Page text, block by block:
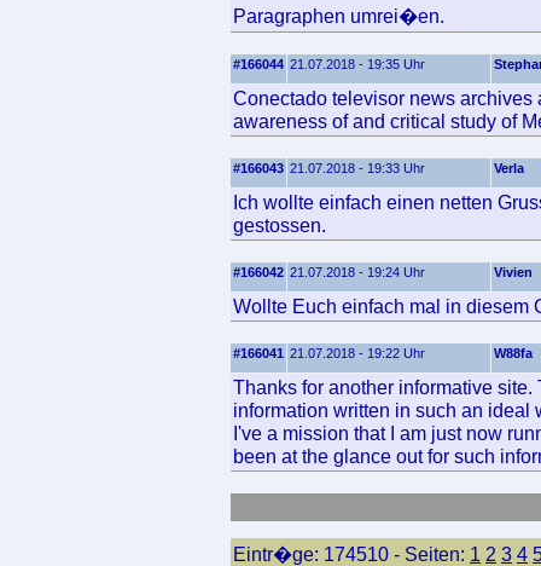
Paragraphen umrei�en.
#166044 21.07.2018 - 19:35 Uhr
Conectado televisor news archives
awareness of and critical study of
#166043 21.07.2018 - 19:33 Uhr Verla
Ich wollte einfach einen netten
gestossen.
#166042 21.07.2018 - 19:24 Uhr Vivien
Wollte Euch einfach mal in diesem
#166041 21.07.2018 - 19:22 Uhr W88fa
Thanks for another informative
information written in such an ideal
I've a mission that I am just now
been at the glance out for such
Eintr�ge: 174510 - Seiten: 1 2 3 4